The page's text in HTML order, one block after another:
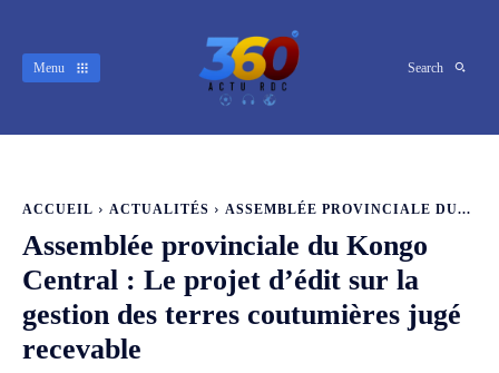
Menu Search
ACCUEIL ACTUALITÉS ASSEMBLÉE PROVINCIALE DU...
Assemblée provinciale du Kongo
Central : Le projet d’édit sur la
gestion des terres coutumières jugé
recevable